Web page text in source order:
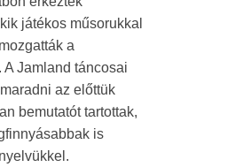
játékos műsorukkal
a
A Jamland táncosai
az előttük
bemutatót tartottak,
is